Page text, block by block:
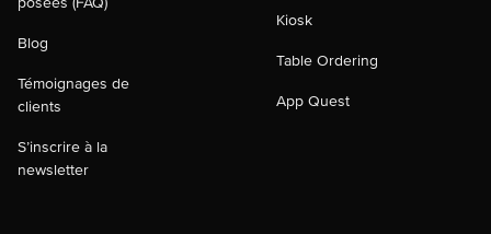
Blog
Témoignages de
clients
S’inscrire à la
newsletter
Kiosk
Table Ordering
App Quest